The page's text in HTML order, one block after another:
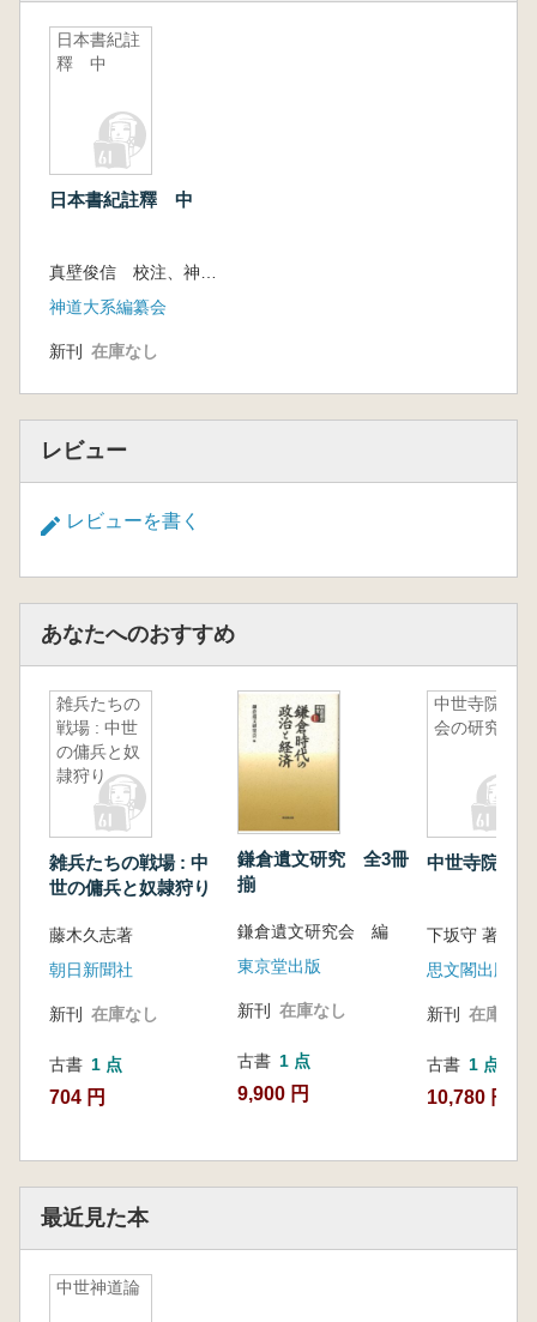
日本書紀註
釋 中
日本書紀註釋 中
神道大系編纂会
新刊 在庫なし
レビュー
レビューを書く
あなたへのおすすめ
雑兵たちの
戦場 : 中世
の傭兵と奴
隷狩り
雑兵たちの戦場 : 中
世の傭兵と奴隷狩り
藤木久志著
朝日新聞社
新刊 在庫なし
古書 1 点
704 円
鎌倉遺文研究 全3冊
揃
鎌倉遺文研究会 編
東京堂出版
新刊 在庫なし
古書 1 点
9,900 円
中世寺院社
会の研究
中世寺院社
下坂守 著
思文閣出版
新刊 在庫なし
古書 1 点
10,780 円
最近見た本
中世神道論